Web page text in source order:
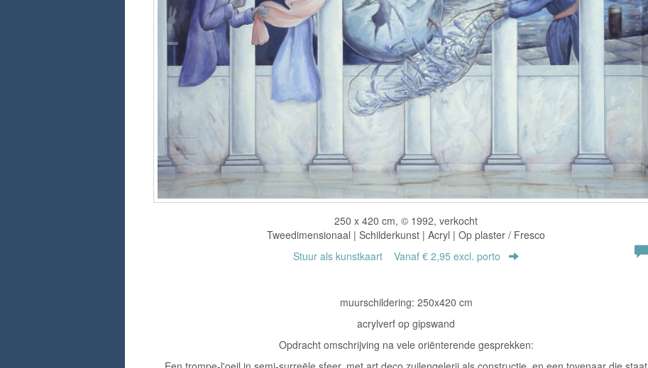
250 x 420 cm, © 1992, verkocht
Tweedimensionaal | Schilderkunst | Acryl | Op plaster / Fresco
Stuur als kunstkaart Vanaf € 2,95 excl. porto
muurschildering: 250x420 cm
acrylverf op gipswand
Opdracht omschrijving na vele oriënterende gesprekken: